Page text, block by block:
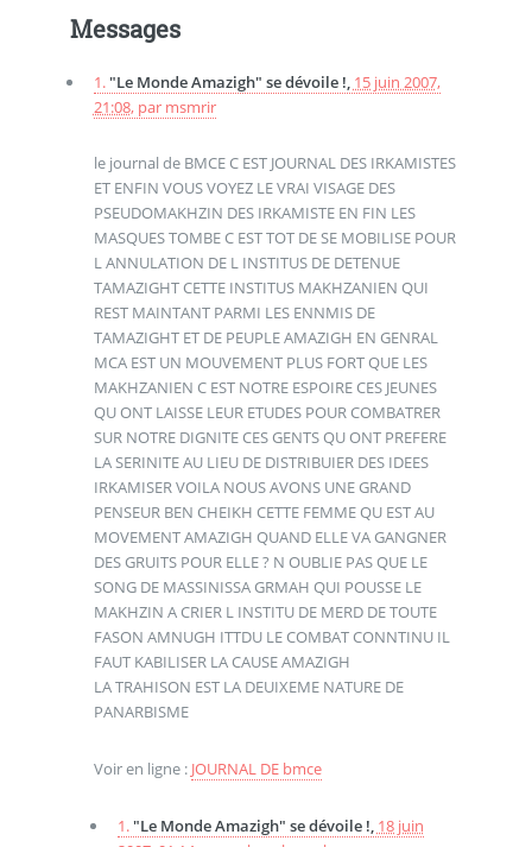
Messages
1. "Le Monde Amazigh" se dévoile !, 15 juin 2007,
21:08, par msmrir
le journal de BMCE C EST JOURNAL DES IRKAMISTES
ET ENFIN VOUS VOYEZ LE VRAI VISAGE DES
PSEUDOMAKHZIN DES IRKAMISTE EN FIN LES
MASQUES TOMBE C EST TOT DE SE MOBILISE POUR
L ANNULATION DE L INSTITUS DE DETENUE
TAMAZIGHT CETTE INSTITUS MAKHZANIEN QUI
REST MAINTANT PARMI LES ENNMIS DE
TAMAZIGHT ET DE PEUPLE AMAZIGH EN GENRAL
MCA EST UN MOUVEMENT PLUS FORT QUE LES
MAKHZANIEN C EST NOTRE ESPOIRE CES JEUNES
QU ONT LAISSE LEUR ETUDES POUR COMBATRER
SUR NOTRE DIGNITE CES GENTS QU ONT PREFERE
LA SERINITE AU LIEU DE DISTRIBUIER DES IDEES
IRKAMISER VOILA NOUS AVONS UNE GRAND
PENSEUR BEN CHEIKH CETTE FEMME QU EST AU
MOVEMENT AMAZIGH QUAND ELLE VA GANGNER
DES GRUITS POUR ELLE ? N OUBLIE PAS QUE LE
SONG DE MASSINISSA GRMAH QUI POUSSE LE
MAKHZIN A CRIER L INSTITU DE MERD DE TOUTE
FASON AMNUGH ITTDU LE COMBAT CONNTINU IL
FAUT KABILISER LA CAUSE AMAZIGH
LA TRAHISON EST LA DEUIXEME NATURE DE
PANARBISME
Voir en ligne : JOURNAL DE bmce
1. "Le Monde Amazigh" se dévoile !, 18 juin